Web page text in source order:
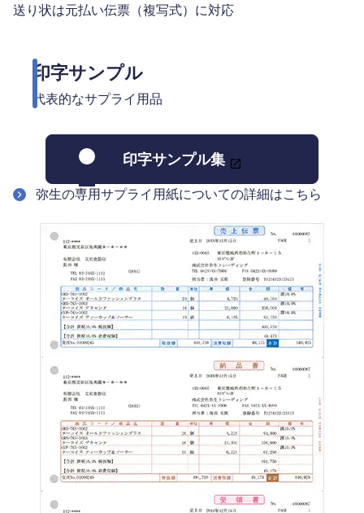
送り状は元払い伝票（複写式）に対応
印字サンプル
代表的なサプライ用品
印字サンプル集
弥生の専用サプライ用紙についての詳細はこちら